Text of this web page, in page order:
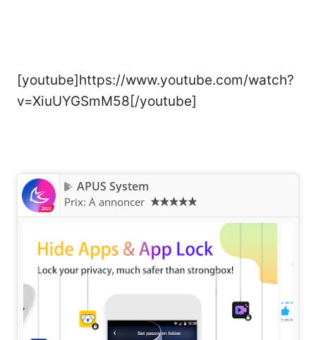
[youtube]https://www.youtube.com/watch?
v=XiuUYGSmM58[/youtube]
APUS System
Prix: À annoncer